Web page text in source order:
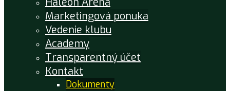
Marketingová ponuka
Vedenie klubu
Academy
Transparentný účet
Kontakt
Dokumenty